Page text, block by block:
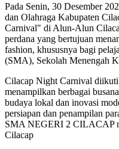
Pada Senin, 30 Desember
dan Olahraga Kabupaten
Carnival" di Alun-Alun
perdana yang bertujuan
fashion, khususnya bagi
(SMA), Sekolah Menengah
Cilacap Night Carnival diikuti
menampilkan berbagai
budaya lokal dan inovasi
persiapan dan penampilan
SMA NEGERI 2 CILACAP
Cilacap